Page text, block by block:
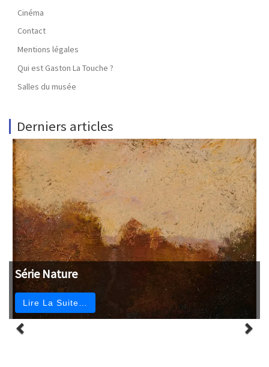
Cinéma
Contact
Mentions légales
Qui est Gaston La Touche ?
Salles du musée
Derniers articles
Série Nature
Lire La Suite…